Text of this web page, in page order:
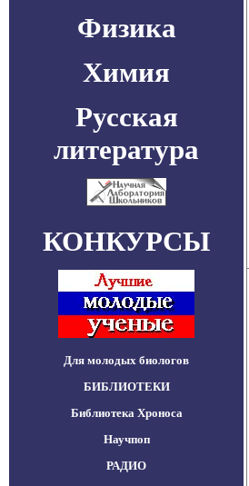
Физика
Химия
Русская
литература
КОНКУРСЫ
Для молодых биологов
БИБЛИОТЕКИ
Библиотека Хроноса
Научпоп
РАДИО